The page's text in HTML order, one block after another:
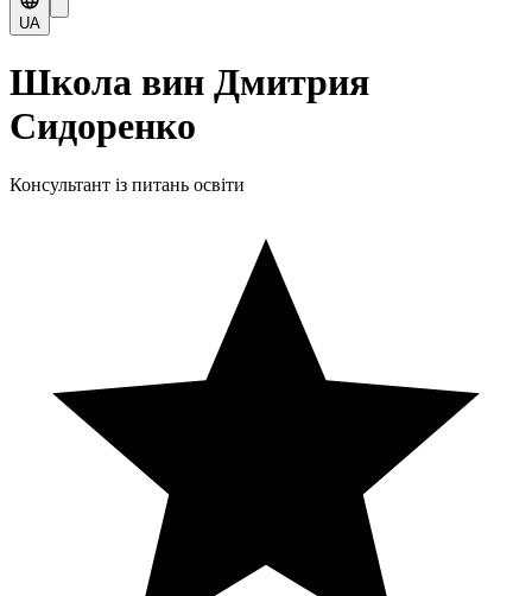
UA
Школа вин Дмитрия
Сидоренко
Консультант із питань освіти